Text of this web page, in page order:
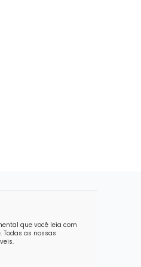
que você leia com
as nossas